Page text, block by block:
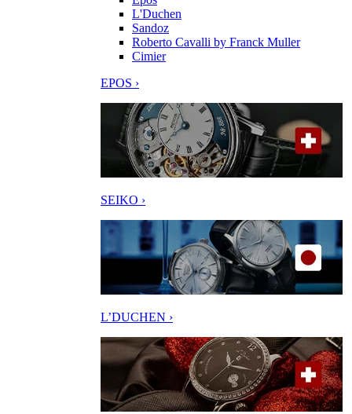
L'Duchen
Sandoz
Roberto Cavalli by Franck Muller
Cimier
EPOS ›
SEIKO ›
L’DUCHEN ›